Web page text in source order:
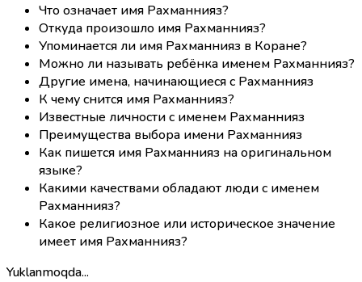
Что означает имя Рахманнияз?
Откуда произошло имя Рахманнияз?
Упоминается ли имя Рахманнияз в Коране?
Можно ли называть ребёнка именем Рахманнияз?
Другие имена, начинающиеся с Рахманнияз
К чему снится имя Рахманнияз?
Известные личности с именем Рахманнияз
Преимущества выбора имени Рахманнияз
Как пишется имя Рахманнияз на оригинальном
языке?
Какими качествами обладают люди с именем
Рахманнияз?
Какое религиозное или историческое значение
имеет имя Рахманнияз?
Yuklanmoqda...